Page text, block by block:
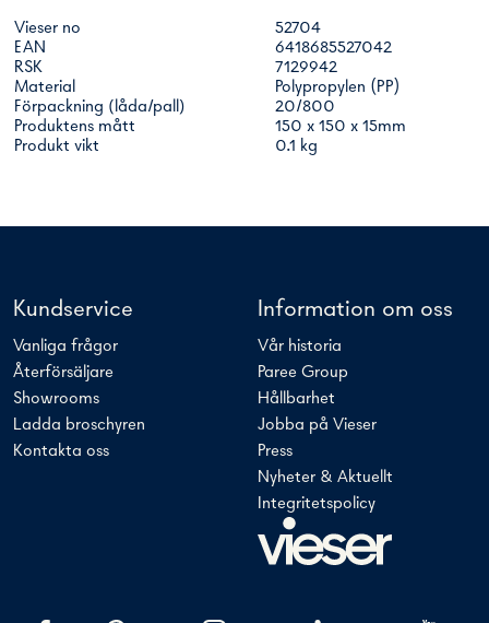
Vieser no
52704
EAN
6418685527042
RSK
7129942
Material
Polypropylen (PP)
Förpackning (låda/pall)
20/800
Produktens mått
150 x 150 x 15mm
Produkt vikt
0.1 kg
Kundservice
Vanliga frågor
Återförsäljare
Showrooms
Ladda broschyren
Kontakta oss
Information om oss
Vår historia
Paree Group
Hållbarhet
Jobba på Vieser
Press
Nyheter & Aktuellt
Integritetspolicy